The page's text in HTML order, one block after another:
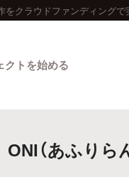
をクラウドファンディングで
人気のプロ
クトを始める
ONI（あふりら